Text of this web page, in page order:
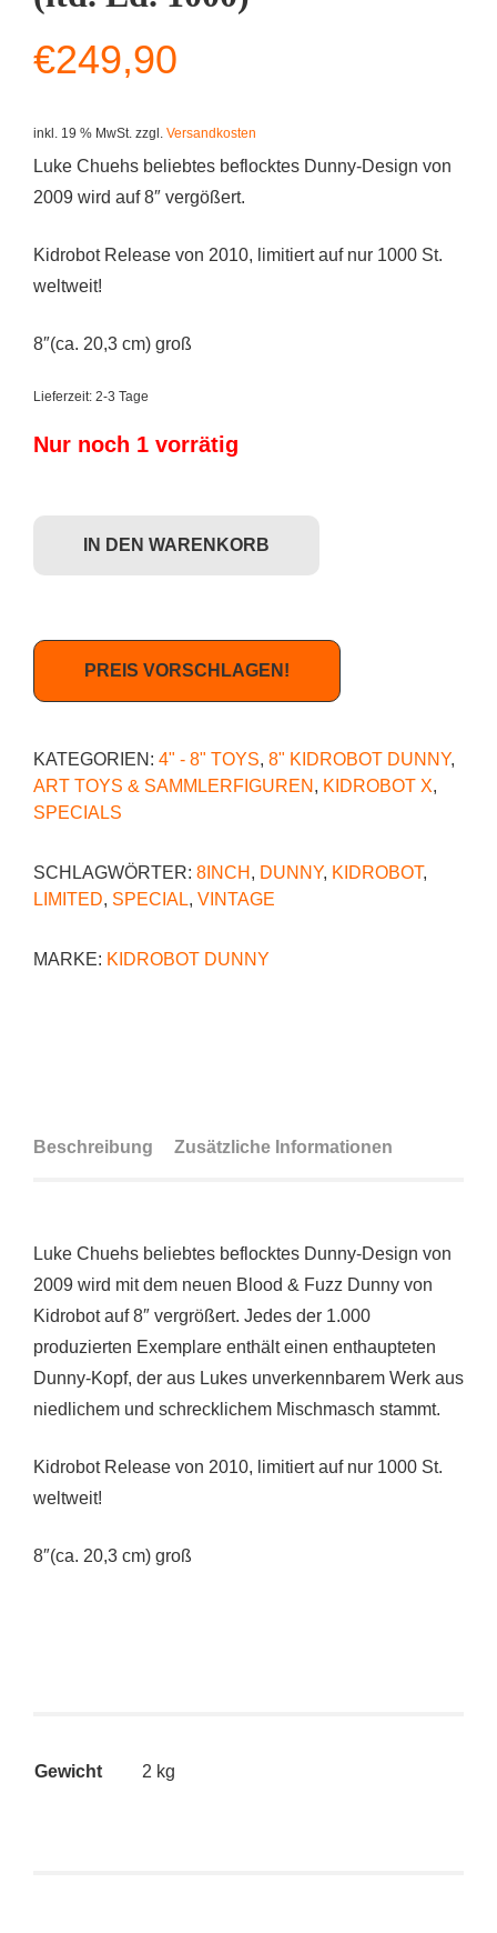
€249,90
inkl. 19 % MwSt. zzgl. Versandkosten
Luke Chuehs beliebtes beflocktes Dunny-Design von
2009 wird auf 8″ vergößert.
Kidrobot Release von 2010, limitiert auf nur 1000 St.
weltweit!
8″(ca. 20,3 cm) groß
Lieferzeit: 2-3 Tage
Nur noch 1 vorrätig
IN DEN WARENKORB
PREIS VORSCHLAGEN!
KATEGORIEN: 4" - 8" TOYS, 8" KIDROBOT DUNNY,
ART TOYS & SAMMLERFIGUREN , KIDROBOT X,
SPECIALS
SCHLAGWÖRTER: 8INCH , DUNNY, KIDROBOT,
LIMITED, SPECIAL, VINTAGE
MARKE: KIDROBOT DUNNY
Beschreibung Zusätzliche Informationen
Luke Chuehs beliebtes beflocktes Dunny-Design von
2009 wird mit dem neuen Blood & Fuzz Dunny von
Kidrobot auf 8″ vergrößert. Jedes der 1.000
produzierten Exemplare enthält einen enthaupteten
Dunny-Kopf, der aus Lukes unverkennbarem Werk aus
niedlichem und schrecklichem Mischmasch stammt.
Kidrobot Release von 2010, limitiert auf nur 1000 St.
weltweit!
8″(ca. 20,3 cm) groß
Gewicht 2 kg